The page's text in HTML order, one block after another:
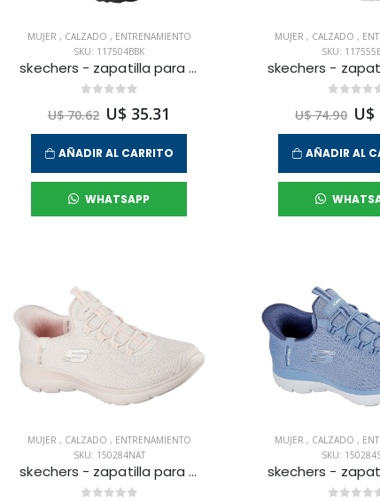
MUJER , CALZADO , ENTRENAMIENTO
SKU: 117504BBK
skechers - zapatilla para entrenamiento bobs squad chaos para mujer
U$ 70.62 U$ 35.31
AÑADIR AL CARRITO
WHATSAPP
MUJER , CALZADO ,
SKU:
U$ 74.90 U$
AÑADIR AL
MUJER , CALZADO , ENTRENAMIENTO
SKU: 150284NAT
skechers - zapatilla para entrenamiento summits para mujer
MUJER , CALZADO ,
SKU: